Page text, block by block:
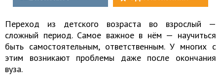
Переход из детского возраста во взрослый —
сложный период. Самое важное в нём — научиться
быть самостоятельным, ответственным. У многих с
этим возникают проблемы даже после окончания
вуза.